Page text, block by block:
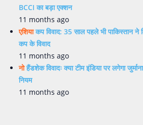
BCCI का बड़ा एक्शन
11 months ago
एशियाकप विवाद: 35 साल पहले भी पाकिस्तान ने
कप के विवाद
11 months ago
नोहैंडशेक विवादः क्या टीम इंडिया पर लगेगा
नियम
11 months ago